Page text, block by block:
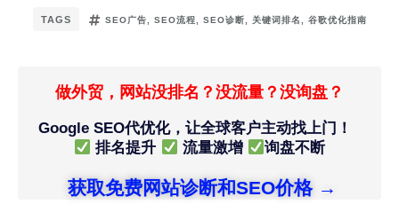
TAGS SEO广告 SEO流程 SEO诊断 关键词排名 谷歌优化指南
做外贸，网站没排名？没流量？没询盘？
Google SEO代优化，让全球客户主动找上门！
排名提升
流量激增 询盘不断
获取免费网站诊断和SEO价格 →